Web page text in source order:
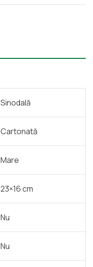
Sinodală
Cartonată
Mare
23×16 cm
Nu
Nu